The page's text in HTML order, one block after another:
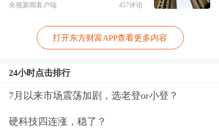
赞，如果投资者信奉的话，或许获利颇
丰。但是，众多金股毕竟是相关券商从
4000余家上市公司中精挑细选出来的，
也是最被相关券商看好的。除了少数表
现不俗外，其他金股表现理应不该如
不仅没有取得正收益，反而让信奉且买
央视新闻客户端 457评论
打开东方财富APP查看更多内容
24小时点击排行
7月以来市场震荡加剧，选老登or小登？
硬科技四连涨，稳了？